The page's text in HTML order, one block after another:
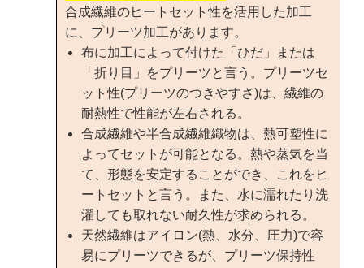
合成繊維のヒートセット性を活用した加工
に、プリーツ加工があります。
布に加工によって付けた「ひだ」または
「折り目」をプリーツと言う。プリーツセ
ット性(プリーツのつきやすさ)は、繊維の
耐熱性で性能が左右される。
合成繊維や半合成繊維織物は、熱可塑性に
よってセットが可能となる。熱や蒸気を当
て、形態を安定することができ、これをヒ
ートセットと言う。また、水に濡れたり洗
濯しても取れない耐久性が求められる。
天然繊維はアイロン(熱、水分、圧力)で容
易にプリーツできるが、プリーツ保持性